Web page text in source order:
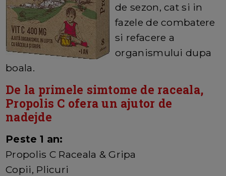
de sezon, cat si in
fazele de combatere
si refacere a
organismului dupa
boala.
De la primele simtome de raceala,
Propolis C ofera un ajutor de
nadejde
Peste 1 an:
Propolis C Raceala & Gripa
Copii, Plicuri